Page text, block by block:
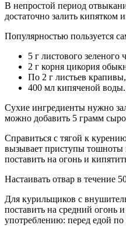
В непростой период
достаточно залить
Популярностью пользуется
5 г листового зеленого
2 г корня цикория
По 2 г листьев
400 мл кипяченой воды.
Сухие ингредиенты нужно
можно добавить 5 грамм
Справиться с тягой к
вызывает приступы тошноты
поставить на огонь и
Настаивать отвар в течение
Для курильщиков с
поставить на средний огонь
употреблению: перед едой по